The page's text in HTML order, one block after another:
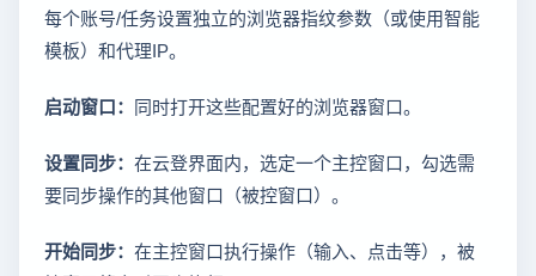
每个账号/任务设置独立的浏览器指纹参数（或使用智能
模板）和代理IP。
启动窗口： 同时打开这些配置好的浏览器窗口。
设置同步： 在云登界面内，选定一个主控窗口，勾选需
要同步操作的其他窗口（被控窗口）。
开始同步： 在主控窗口执行操作（输入、点击等），被